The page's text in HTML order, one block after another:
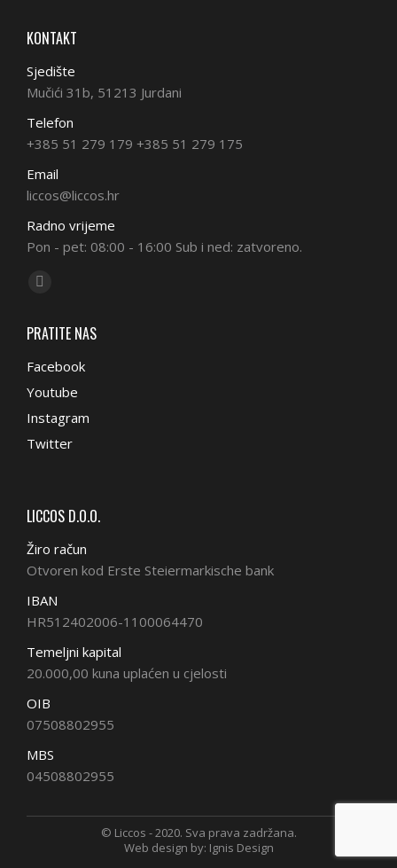
KONTAKT
Sjedište
Mučići 31b, 51213 Jurdani
Telefon
+385 51 279 179 +385 51 279 175
Email
liccos@liccos.hr
Radno vrijeme
Pon - pet: 08:00 - 16:00 Sub i ned: zatvoreno.
Find us on:
Facebook
opens
in
new
PRATITE NAS
Facebook
Youtube
Instagram
Twitter
LICCOS D.O.O.
Žiro račun
Otvoren kod Erste Steiermarkische bank
IBAN
HR512402006-1100064470
Temeljni kapital
20.000,00 kuna uplaćen u cjelosti
OIB
07508802955
MBS
04508802955
© Liccos - 2020. Sva prava zadržana.
Web design by: Ignis Design